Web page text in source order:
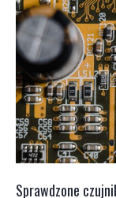
Sprawdzone